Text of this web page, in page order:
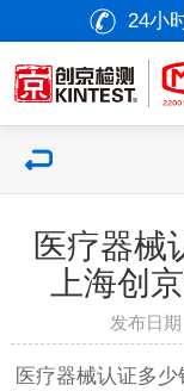
24小
医疗器
上海创
发布日
医疗器械认证多少